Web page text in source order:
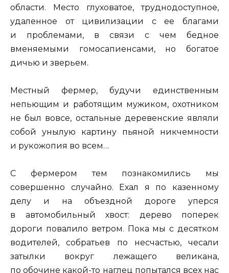
области. Место глуховатое, труднодоступное,
удаленное от цивилизации с ее благами
и проблемами, в связи с чем бедное
вменяемыми гомосапиенсами, но богатое
дичью и зверьем.
Местный фермер, будучи единственным
непьющим и работящим мужиком, охотником
не был вовсе, остальные деревенские являли
собой унылую картину пьяной никчемности
и рукожопия во всем…
С фермером тем познакомились мы
совершенно случайно. Ехал я по казенному
делу и на объездной дороге уперся
в автомобильный хвост: дерево поперек
дороги повалило ветром. Пока мы с десятком
водителей, собратьев по несчастью, чесали
затылки вокруг лежащего великана,
по обочине какой-то наглец попытался всех нас